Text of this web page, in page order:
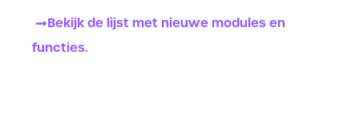
Bekijk de lijst met nieuwe modules en
functies.